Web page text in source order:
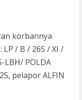
korbannya
/ B / 265 / XI /
LBH/ POLDA
pelapor ALFIN